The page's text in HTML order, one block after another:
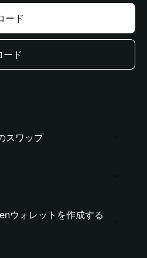
ード
ド
スワップ
ウォレットを作成する